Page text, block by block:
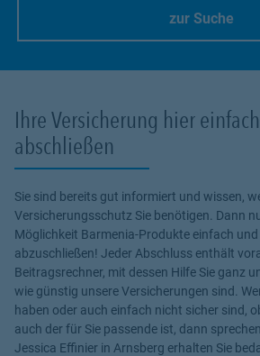
zur Suche
Ihre Versicherung hier
abschließen
Sie sind bereits gut informiert und wissen,
Versicherungsschutz Sie benötigen. Dann
Möglichkeit Barmenia-Produkte einfach
abzuschließen! Jeder Abschluss enthält
Beitragsrechner, mit dessen Hilfe Sie ganz
wie günstig unsere Versicherungen sind.
haben oder auch einfach nicht sicher sind,
auch der für Sie passende ist, dann
Jessica Effinier in Arnsberg erhalten Sie